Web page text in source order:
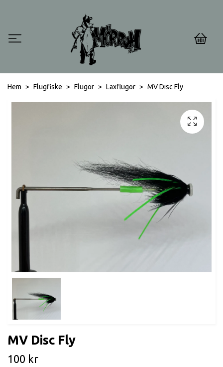
0
Hem Flugfiske Flugor Laxflugor MV Disc Fly
MV Disc Fly
100 kr